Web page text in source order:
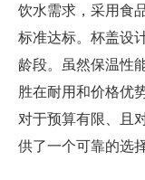
饮水需求，采用食
标准达标。杯盖设
龄段。虽然保温性
胜在耐用和价格优
对于预算有限、且
供了一个可靠的选择